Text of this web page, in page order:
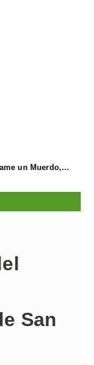
Fungi Natur y Dame un Muerdo, premios a los mejores estands de la Feria Agroalimentaria de Productos Ecológicos
San